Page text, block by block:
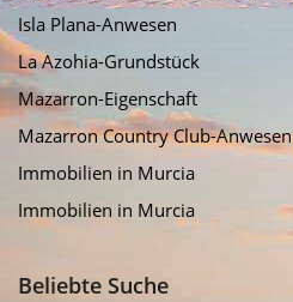
Isla Plana-Anwesen
La Azohia-Grundstück
Mazarron-Eigenschaft
Mazarron Country Club-Anwesen
Immobilien in Murcia
Immobilien in Murcia
Beliebte Suche